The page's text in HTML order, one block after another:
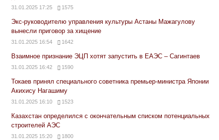
31.01.2025 17:25 1575
Экс-руководителю управления культуры Астаны Мажагулову
вынесли приговор за хищение
31.01.2025 16:54 1642
Взаимное признание ЭЦП хотят запустить в ЕАЭС – Сагинтаев
31.01.2025 16:42 1590
Токаев принял специального советника премьер-министра Японии
Акихису Нагашиму
31.01.2025 16:10 1523
Казахстан определился с окончательным списком потенциальных
строителей АЭС
31.01.2025 15:20 1800